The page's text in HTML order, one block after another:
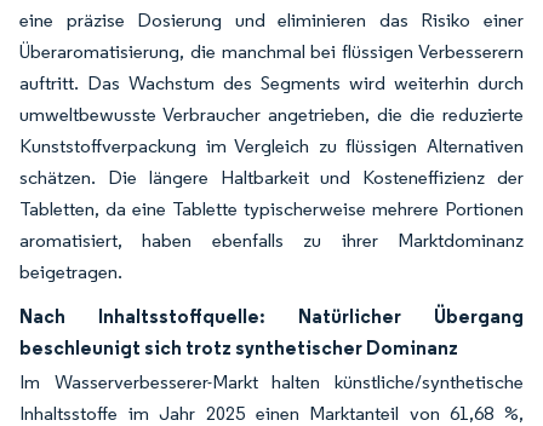
eine präzise Dosierung und eliminieren das Risiko einer
Überaromatisierung, die manchmal bei flüssigen Verbesserern
auftritt. Das Wachstum des Segments wird weiterhin durch
umweltbewusste Verbraucher angetrieben, die die reduzierte
Kunststoffverpackung im Vergleich zu flüssigen Alternativen
schätzen. Die längere Haltbarkeit und Kosteneffizienz der
Tabletten, da eine Tablette typischerweise mehrere Portionen
aromatisiert, haben ebenfalls zu ihrer Marktdominanz
beigetragen.
Nach Inhaltsstoffquelle: Natürlicher Übergang
beschleunigt sich trotz synthetischer Dominanz
Im Wasserverbesserer-Markt halten künstliche/synthetische
Inhaltsstoffe im Jahr 2025 einen Marktanteil von 61,68 %,